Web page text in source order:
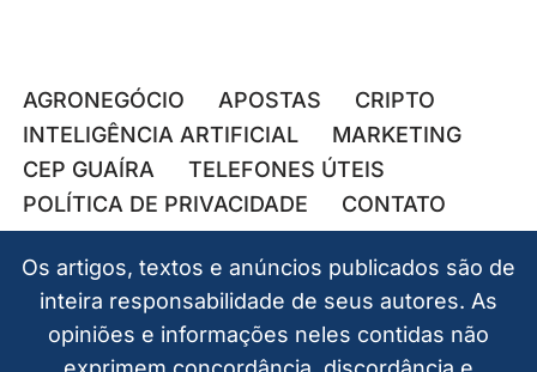
AGRONEGÓCIO APOSTAS
CRIPTO
INTELIGÊNCIA ARTIFICIAL
MARKETING
CEP GUAÍRA
TELEFONES ÚTEIS
POLÍTICA DE PRIVACIDADE
CONTATO
Os artigos, textos e anúncios publicados são de
inteira responsabilidade de seus autores. As
opiniões e informações neles contidas não